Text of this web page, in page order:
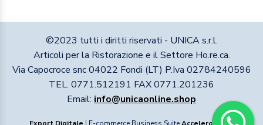
©2023 tutti i diritti riservati - UNICA s.r.l.
Articoli per la Ristorazione e il Settore Ho.re.ca.
Via Capocroce snc 04022 Fondi (LT) P.Iva 02784240596
TEL. 0771.512191 FAX 0771.201236
Email: info@unicaonline.shop